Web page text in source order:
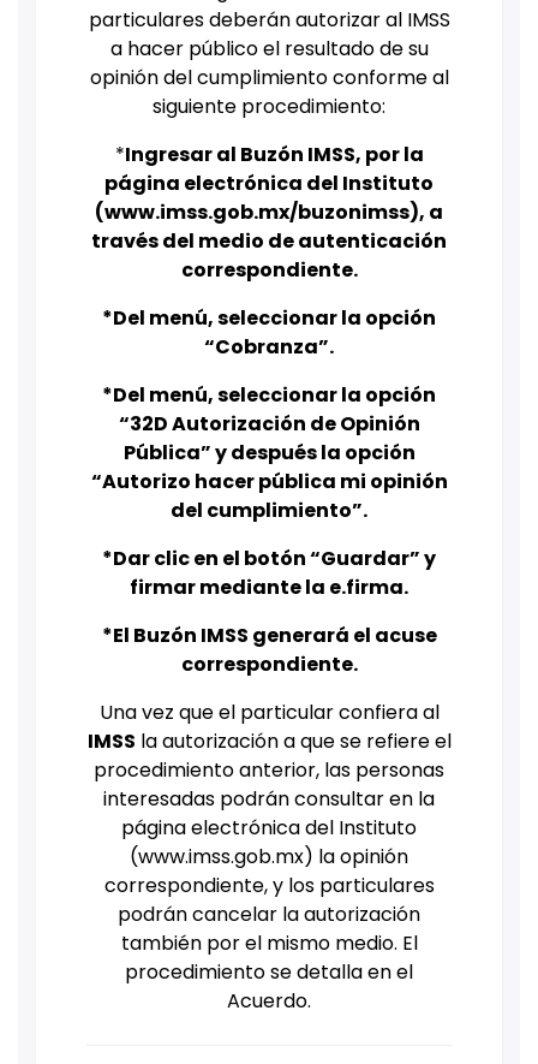
particulares deberán autorizar al IMSS
a hacer público el resultado de su
opinión del cumplimiento conforme al
siguiente procedimiento:
*Ingresar al Buzón IMSS, por la
página electrónica del Instituto
(www.imss.gob.mx/buzonimss), a
través del medio de autenticación
correspondiente.
*Del menú, seleccionar la opción
“Cobranza”.
*Del menú, seleccionar la opción
“32D Autorización de Opinión
Pública” y después la opción
“Autorizo hacer pública mi opinión
del cumplimiento”.
*Dar clic en el botón “Guardar” y
firmar mediante la e.firma.
*El Buzón IMSS generará el acuse
correspondiente.
Una vez que el particular confiera al
IMSS la autorización a que se refiere el
procedimiento anterior, las personas
interesadas podrán consultar en la
página electrónica del Instituto
(www.imss.gob.mx) la opinión
correspondiente, y los particulares
podrán cancelar la autorización
también por el mismo medio. El
procedimiento se detalla en el
Acuerdo.